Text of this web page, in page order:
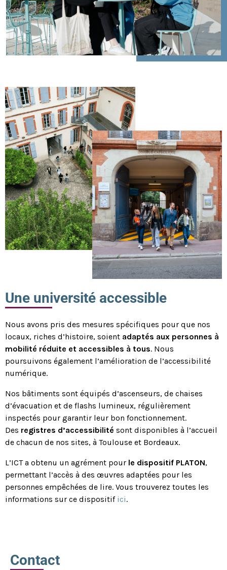
Une université accessible
Nous avons pris des mesures spécifiques pour que nos
locaux, riches d’histoire, soient adaptés aux personnes à
mobilité réduite et accessibles à tous. Nous
poursuivons également l’amélioration de l’accessibilité
numérique.
Nos bâtiments sont équipés d’ascenseurs, de chaises
d’évacuation et de flashs lumineux, régulièrement
inspectés pour garantir leur bon fonctionnement.
Des registres d’accessibilité sont disponibles à l’accueil
de chacun de nos sites, à Toulouse et Bordeaux.
L’ICT a obtenu un agrément pour le dispositif PLATON,
permettant l’accès à des œuvres adaptées pour les
personnes empêchées de lire. Vous trouverez toutes les
informations sur ce dispositif ici.
Contact